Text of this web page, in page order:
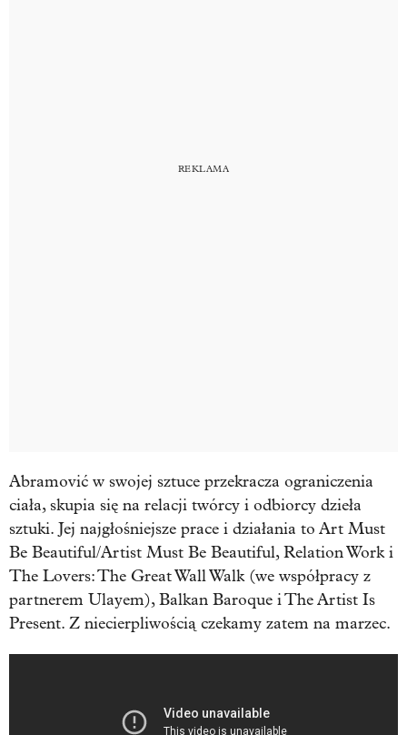
Abramović w swojej sztuce przekracza ograniczenia
ciała, skupia się na relacji twórcy i odbiorcy dzieła
sztuki. Jej najgłośniejsze prace i działania to Art Must
Be Beautiful/Artist Must Be Beautiful, Relation Work i
The Lovers: The Great Wall Walk (we współpracy z
partnerem Ulayem), Balkan Baroque i The Artist Is
Present. Z niecierpliwością czekamy zatem na marzec.